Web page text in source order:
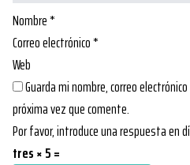
Nombre*
Correo electrónico*
Web
Guarda mi nombre, correo
próxima vez que comente.
Por favor, introduce una respuesta en
tres × 5 =